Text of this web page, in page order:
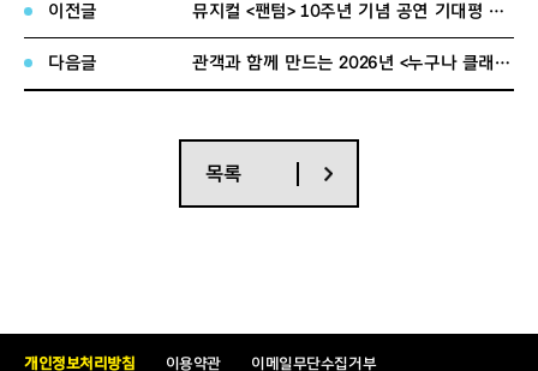
이전글 뮤지컬 <팬텀> 10주년 기념 공연 기대평 이벤트당첨자 발표
다음글 관객과 함께 만드는 2026년 <누구나 클래식 > 선호 조사 당첨자 안내
목록
개인정보처리방침 이용약관
이메일무단수집거부